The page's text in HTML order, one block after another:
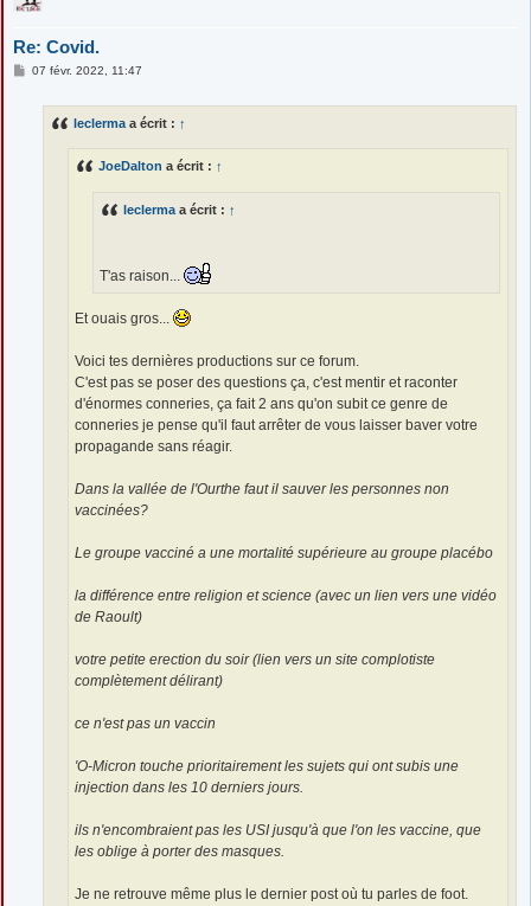
Re: Covid.
M07 févr. 2022, 11:47
leclerma a écrit : ↑
JoeDalton a écrit : ↑
leclerma a écrit : ↑
T'as raison...
Et ouais gros...
Voici tes dernières productions sur ce forum.
C'est pas se poser des questions ça, c'est mentir et raconter
d'énormes conneries, ça fait 2 ans qu'on subit ce genre de
conneries je pense qu'il faut arrêter de vous laisser baver votre
propagande sans réagir.
Dans la vallée de l'Ourthe faut il sauver les personnes non
vaccinées?
Le groupe vacciné a une mortalité supérieure au groupe placébo
la différence entre religion et science (avec un lien vers une vidéo
de Raoult)
votre petite erection du soir (lien vers un site complotiste
complètement délirant)
ce n'est pas un vaccin
'O-Micron touche prioritairement les sujets qui ont subis une
injection dans les 10 derniers jours.
ils n'encombraient pas les USI jusqu'à que l'on les vaccine, que
les oblige à porter des masques.
Je ne retrouve même plus le dernier post où tu parles de foot.